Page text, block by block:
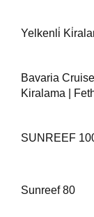
Yelkenli̇
Bavaria
Kiralama |
SUNREEF
Sunreef 80